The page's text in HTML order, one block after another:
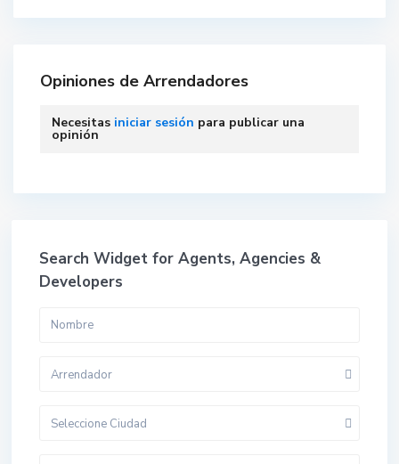
Opiniones de Arrendadores
Necesitas iniciar sesión para publicar una
opinión
Search Widget for Agents, Agencies &
Developers
Arrendador
Seleccione Ciudad